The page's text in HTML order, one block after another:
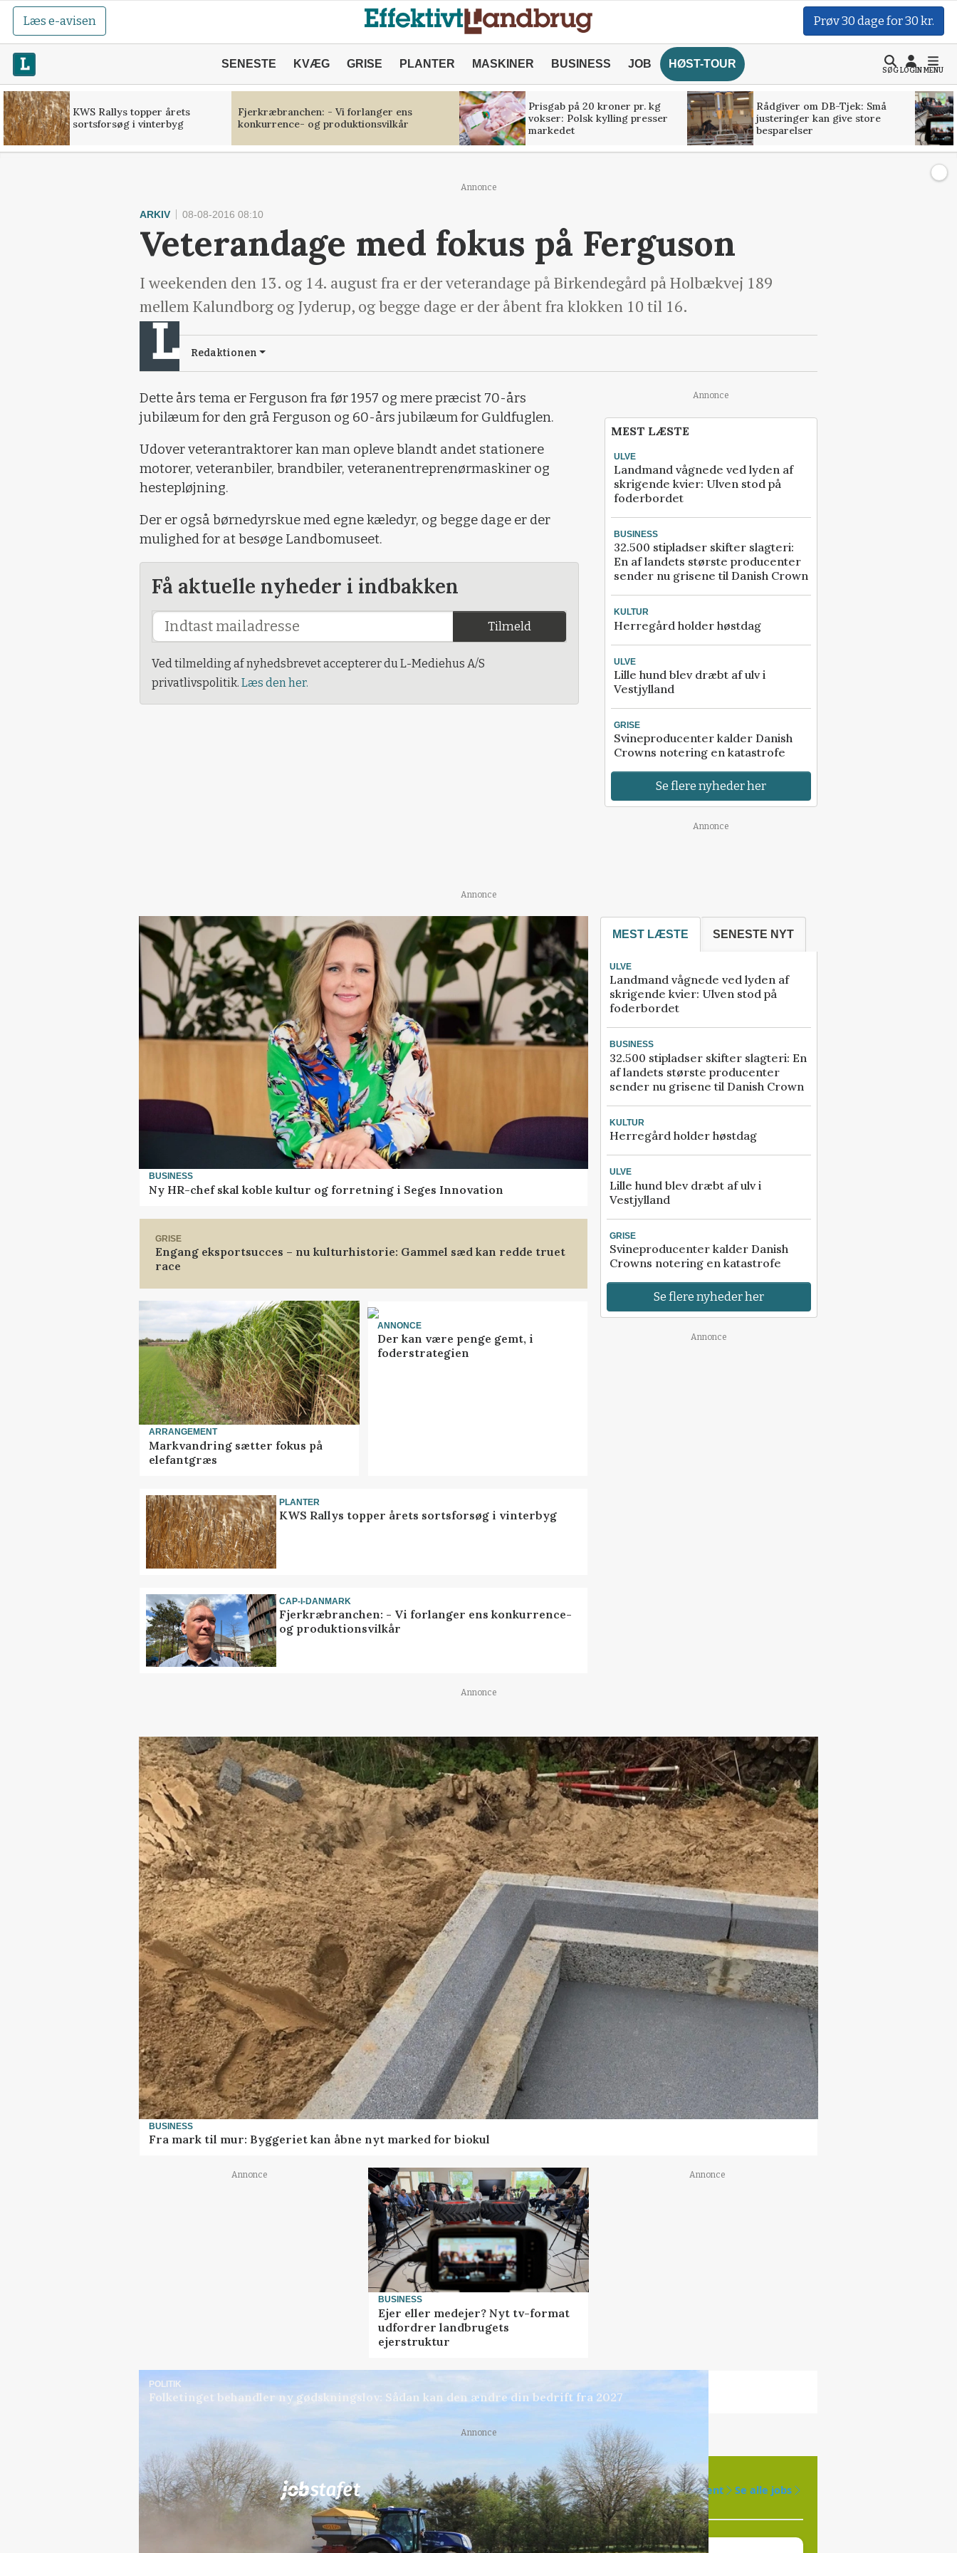
Læs e-avisen Prøv 30 dage for 30 kr.
SENESTE KVÆG GRISE PLANTER MASKINER BUSINESS JOB HØST-TOUR
SØGLOGINMENU
KWS Rallys topper årets
sortsforsøg i vinterbyg
Fjerkræbranchen: - Vi forlanger ens
konkurrence- og produktionsvilkår
Prisgab på 20 kroner pr. kg
vokser: Polsk kylling presser
markedet
Rådgiver om DB-Tjek: Små
justeringer kan give store
besparelser
Annonce
ARKIV 08-08-2016 08:10
Veterandage med fokus på Ferguson
I weekenden den 13. og 14. august fra er der veterandage på Birkendegård på Holbækvej 189
mellem Kalundborg og Jyderup, og begge dage er der åbent fra klokken 10 til 16.
Redaktionen
Dette års tema er Ferguson fra før 1957 og mere præcist 70-års
jubilæum for den grå Ferguson og 60-års jubilæum for Guldfuglen.
Udover veterantraktorer kan man opleve blandt andet stationere
motorer, veteranbiler, brandbiler, veteranentreprenørmaskiner og
hestepløjning.
Der er også børnedyrskue med egne kæledyr, og begge dage er der
mulighed for at besøge Landbomuseet.
Få aktuelle nyheder i indbakken
Tilmeld
Ved tilmelding af nyhedsbrevet accepterer du L-Mediehus A/S
privatlivspolitik. Læs den her.
Annonce
MEST LÆSTE
ULVE
Landmand vågnede ved lyden af
skrigende kvier: Ulven stod på
foderbordet
BUSINESS
32.500 stipladser skifter slagteri:
En af landets største producenter
sender nu grisene til Danish Crown
KULTUR
Herregård holder høstdag
ULVE
Lille hund blev dræbt af ulv i
Vestjylland
GRISE
Svineproducenter kalder Danish
Crowns notering en katastrofe
Se flere nyheder her
Annonce
Annonce
BUSINESS
Ny HR-chef skal koble kultur og forretning i Seges Innovation
GRISE
Engang eksportsucces – nu kulturhistorie: Gammel sæd kan redde truet
race
ARRANGEMENT
Markvandring sætter fokus på
elefantgræs
ANNONCE
Der kan være penge gemt, i
foderstrategien
PLANTER
KWS Rallys topper årets sortsforsøg i vinterbyg
CAP-I-DANMARK
Fjerkræbranchen: - Vi forlanger ens konkurrence-
og produktionsvilkår
MEST LÆSTE SENESTE NYT
ULVE
Landmand vågnede ved lyden af
skrigende kvier: Ulven stod på
foderbordet
BUSINESS
32.500 stipladser skifter slagteri: En
af landets største producenter
sender nu grisene til Danish Crown
KULTUR
Herregård holder høstdag
ULVE
Lille hund blev dræbt af ulv i
Vestjylland
GRISE
Svineproducenter kalder Danish
Crowns notering en katastrofe
Se flere nyheder her
Annonce
Annonce
BUSINESS
Fra mark til mur: Byggeriet kan åbne nyt marked for biokul
Annonce
BUSINESS
Ejer eller medejer? Nyt tv-format
udfordrer landbrugets
ejerstruktur
Annonce
POLITIK
Folketinget behandler ny gødskningslov: Sådan kan den ændre din bedrift fra 2027
Annonce
Jobsi samarbejde med 76 ledige stillinger Opret agent Se alle jobs